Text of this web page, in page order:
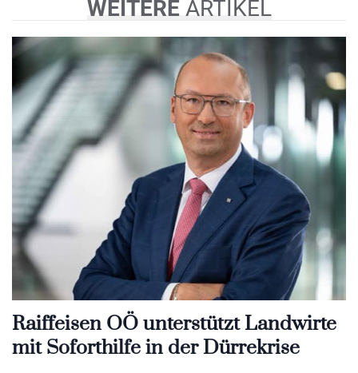
WEITEREARTIKEL
Raiffeisen OÖ unterstützt Landwirte
mit Soforthilfe in der Dürrekrise